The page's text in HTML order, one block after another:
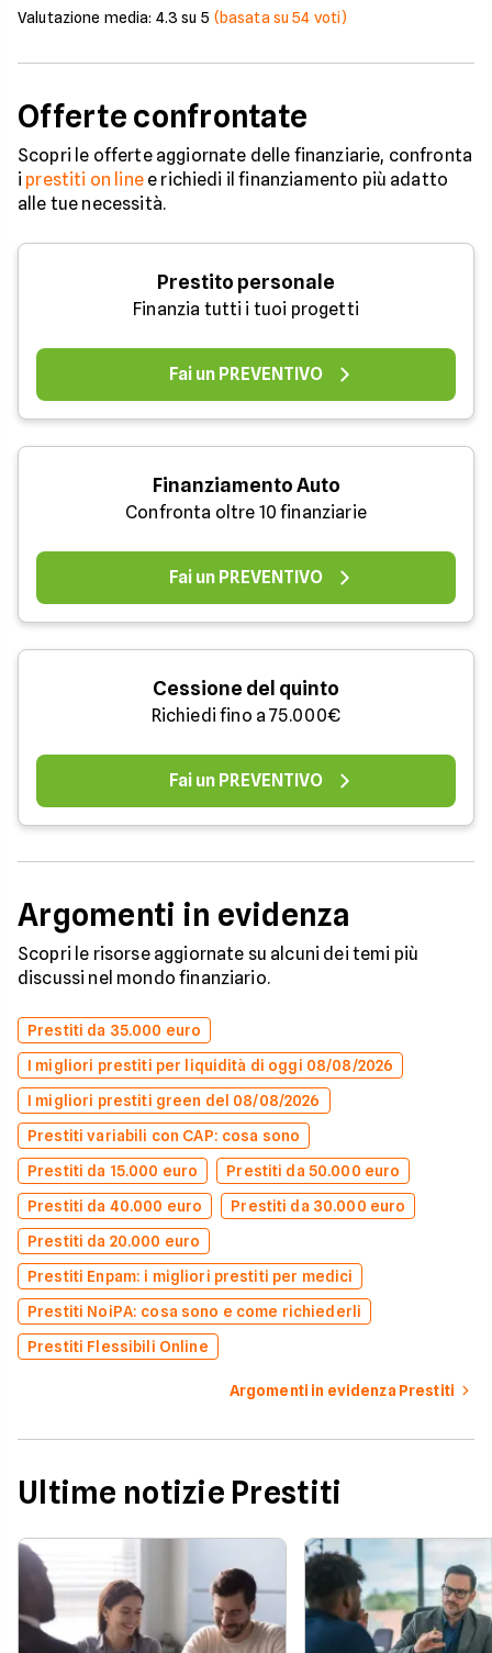
Valutazione media: 4.3 su 5 (basata su54 voti)
Offerte confrontate
Scopri le offerte aggiornate delle finanziarie, confronta
i prestiti on linee richiedi il finanziamento più adatto
alle tue necessità.
Prestito personale
Finanzia tutti i tuoi progetti
Fai un PREVENTIVO
Finanziamento Auto
Confronta oltre 10 finanziarie
Fai un PREVENTIVO
Cessione del quinto
Richiedi fino a 75.000€
Fai un PREVENTIVO
Argomenti in evidenza
Scopri le risorse aggiornate su alcuni dei temi più
discussi nel mondo finanziario.
Prestiti da 35.000 euro
I migliori prestiti per liquidità di oggi 08/08/2026
I migliori prestiti green del 08/08/2026
Prestiti variabili con CAP: cosa sono
Prestiti da 15.000 euro
Prestiti da 50.000 euro
Prestiti da 40.000 euro
Prestiti da 30.000 euro
Prestiti da 20.000 euro
Prestiti Enpam: i migliori prestiti per medici
Prestiti NoiPA: cosa sono e come richiederli
Prestiti Flessibili Online
Argomenti in evidenza Prestiti
Ultime notizie Prestiti